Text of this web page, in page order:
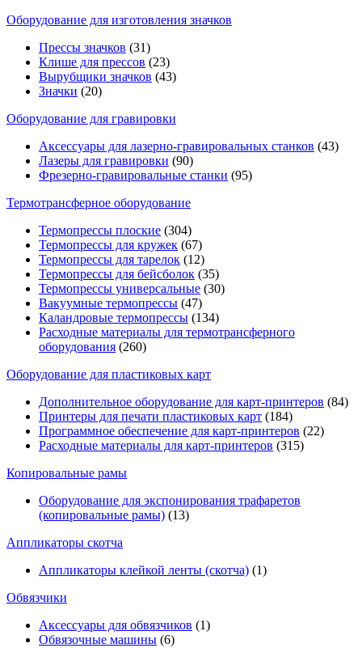
Оборудование для изготовления значков
Прессы значков (31)
Клише для прессов (23)
Вырубщики значков (43)
Значки (20)
Оборудование для гравировки
Аксессуары для лазерно-гравировальных станков (43)
Лазеры для гравировки (90)
Фрезерно-гравировальные станки (95)
Термотрансферное оборудование
Термопрессы плоские (304)
Термопрессы для кружек (67)
Термопрессы для тарелок (12)
Термопрессы для бейсболок (35)
Термопрессы универсальные (30)
Вакуумные термопрессы (47)
Каландровые термопрессы (134)
Расходные материалы для термотрансферного
оборудования (260)
Оборудование для пластиковых карт
Дополнительное оборудование для карт-принтеров (84)
Принтеры для печати пластиковых карт (184)
Программное обеспечение для карт-принтеров (22)
Расходные материалы для карт-принтеров (315)
Копировальные рамы
Оборудование для экспонирования трафаретов
(копировальные рамы) (13)
Аппликаторы скотча
Аппликаторы клейкой ленты (скотча) (1)
Обвязчики
Аксессуары для обвязчиков (1)
Обвязочные машины (6)